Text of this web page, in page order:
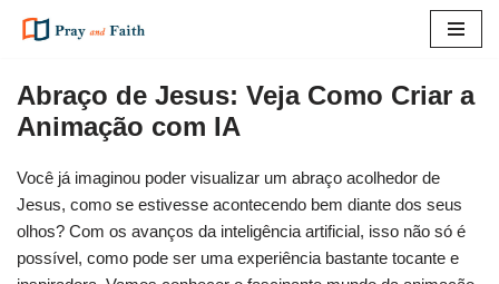
para
o
conteúdo
Abraço de Jesus: Veja Como Criar a
Animação com IA
Você já imaginou poder visualizar um abraço acolhedor de
Jesus, como se estivesse acontecendo bem diante dos seus
olhos? Com os avanços da inteligência artificial, isso não só é
possível, como pode ser uma experiência bastante tocante e